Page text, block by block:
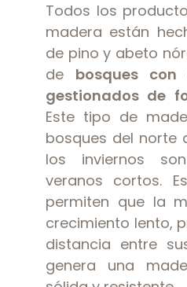
Todos los
madera están
de pino y abeto
de bosques con
gestionados de
Este tipo de
bosques del norte
los inviernos
veranos cortos.
permiten que la
crecimiento lento,
distancia entre
genera una